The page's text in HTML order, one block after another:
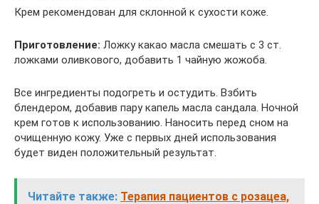
Крем рекомендован для склонной к сухости коже.
Приготовление: Ложку какао масла смешать с 3 ст.
ложками оливкового, добавить 1 чайную жожоба.
Все ингредиенты подогреть и остудить. Взбить
блендером, добавив пару капель масла сандала. Ночной
крем готов к использованию. Наносить перед сном на
очищенную кожу. Уже с первых дней использования
будет виден положительный результат.
Читайте также: Терапия пациентов с розацеа,